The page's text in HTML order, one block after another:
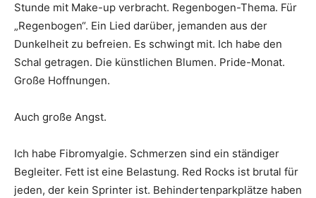
Stunde mit Make-up verbracht. Regenbogen-Thema. Für
„Regenbogen“. Ein Lied darüber, jemanden aus der
Dunkelheit zu befreien. Es schwingt mit. Ich habe den
Schal getragen. Die künstlichen Blumen. Pride-Monat.
Große Hoffnungen.
Auch große Angst.
Ich habe Fibromyalgie. Schmerzen sind ein ständiger
Begleiter. Fett ist eine Belastung. Red Rocks ist brutal für
jeden, der kein Sprinter ist. Behindertenparkplätze haben